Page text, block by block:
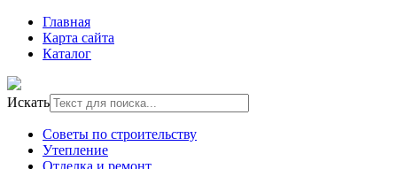
Главная
Карта сайта
Каталог
Искать
Советы по строительству
Утепление
Отделка и ремонт